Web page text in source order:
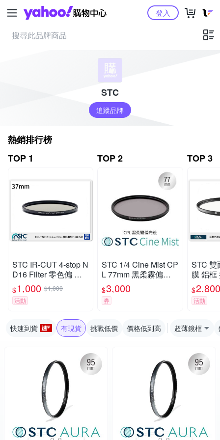
Yahoo購物中心登入
STC
追蹤品牌
熱銷排行榜
TOP 1
STC IR-CUT 4-stop N
D16 Filter 零色偏 減
光鏡 43mm (43,公司
貨)
$1,000 $1,000
活動
TOP 2
STC 1/4 Cine Mist CP
L 77mm 黑柔霧偏光
鏡 (公司貨)
$3,000
券
TOP 3
STC 雙
膜 鋁框
86mm
$2,800
活動
快速到貨 有現貨 挑戰低價 價格低到高 超薄鏡框